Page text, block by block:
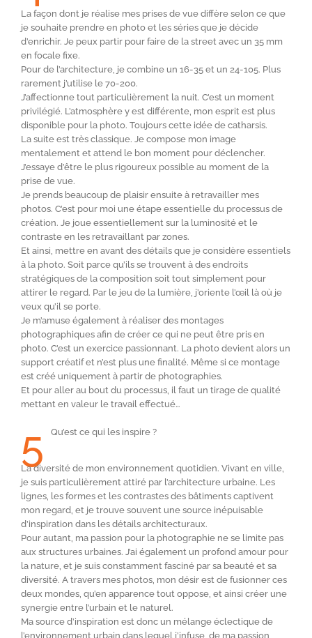
La façon dont je réalise mes prises de vue diffère selon ce que
je souhaite prendre en photo et les séries que je décide
d’enrichir. Je peux partir pour faire de la street avec un 35 mm
en focale fixe.
Pour de l’architecture, je combine un 16-35 et un 24-105. Plus
rarement j’utilise le 70-200.
J’affectionne tout particulièrement la nuit. C’est un moment
privilégié. L’atmosphère y est différente, mon esprit est plus
disponible pour la photo. Toujours cette idée de catharsis.
La suite est très classique. Je compose mon image
mentalement et attend le bon moment pour déclencher.
J’essaye d’être le plus rigoureux possible au moment de la
prise de vue.
Je prends beaucoup de plaisir ensuite à retravailler mes
photos. C’est pour moi une étape essentielle du processus de
création. Je joue essentiellement sur la luminosité et le
contraste en les retravaillant par zones.
Et ainsi, mettre en avant des détails que je considère essentiels
à la photo. Soit parce qu’ils se trouvent à des endroits
stratégiques de la composition soit tout simplement pour
attirer le regard. Par le jeu de la lumière, j’oriente l’œil là où je
veux qu’il se porte.
Je m’amuse également à réaliser des montages
photographiques afin de créer ce qui ne peut être pris en
photo. C’est un exercice passionnant. La photo devient alors un
support créatif et n’est plus une finalité. Même si ce montage
est créé uniquement à partir de photographies.
Et pour aller au bout du processus, il faut un tirage de qualité
mettant en valeur le travail effectué…
5 Qu’est ce qui les inspire ?
La diversité de mon environnement quotidien. Vivant en ville,
je suis particulièrement attiré par l’architecture urbaine. Les
lignes, les formes et les contrastes des bâtiments captivent
mon regard, et je trouve souvent une source inépuisable
d’inspiration dans les détails architecturaux.
Pour autant, ma passion pour la photographie ne se limite pas
aux structures urbaines. J’ai également un profond amour pour
la nature, et je suis constamment fasciné par sa beauté et sa
diversité. A travers mes photos, mon désir est de fusionner ces
deux mondes, qu’en apparence tout oppose, et ainsi créer une
synergie entre l’urbain et le naturel.
Ma source d’inspiration est donc un mélange éclectique de
l’environnement urbain dans lequel j’infuse, de ma passion